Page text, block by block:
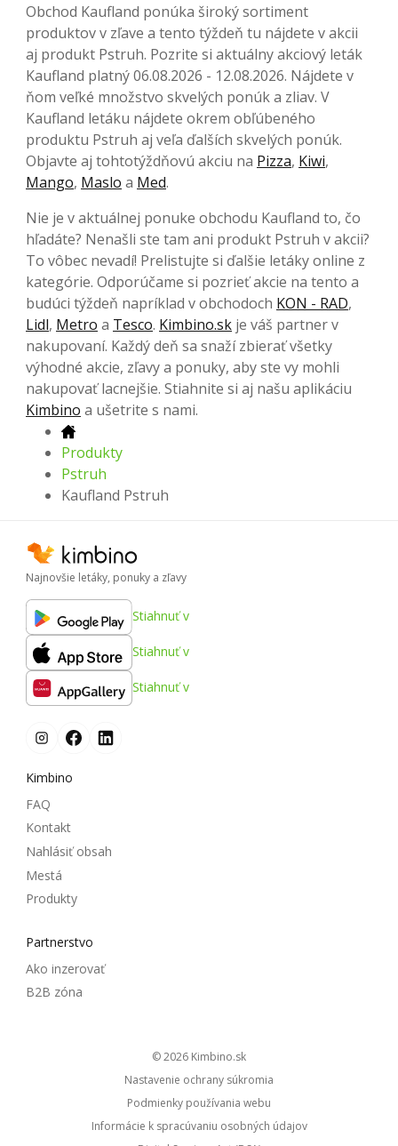
Obchod Kaufland ponúka široký sortiment
produktov v zľave a tento týždeň tu nájdete v akcii
aj produkt Pstruh. Pozrite si aktuálny akciový leták
Kaufland platný 06.08.2026 - 12.08.2026. Nájdete v
ňom veľké množstvo skvelých ponúk a zliav. V
Kaufland letáku nájdete okrem obľúbeného
produktu Pstruh aj veľa ďalších skvelých ponúk.
Objavte aj tohtotýždňovú akciu na Pizza, Kiwi,
Mango, Maslo a Med.
Nie je v aktuálnej ponuke obchodu Kaufland to, čo
hľadáte? Nenašli ste tam ani produkt Pstruh v akcii?
To vôbec nevadí! Prelistujte si ďalšie letáky online z
kategórie. Odporúčame si pozrieť akcie na tento a
budúci týždeň napríklad v obchodoch KON - RAD,
Lidl, Metro a Tesco. Kimbino.sk je váš partner v
nakupovaní. Každý deň sa snaží zbierať všetky
výhodné akcie, zľavy a ponuky, aby ste vy mohli
nakupovať lacnejšie. Stiahnite si aj našu aplikáciu
Kimbino a ušetrite s nami.
Produkty
Pstruh
Kaufland Pstruh
Najnovšie letáky, ponuky a zľavy
Stiahnuť v
Stiahnuť v
Stiahnuť v
Kimbino
FAQ
Kontakt
Nahlásiť obsah
Mestá
Produkty
Partnerstvo
Ako inzerovať
B2B zóna
© 2026
kimbino.sk
Nastavenie ochrany súkromia
Podmienky používania webu
Informácie k spracúvaniu osobných údajov